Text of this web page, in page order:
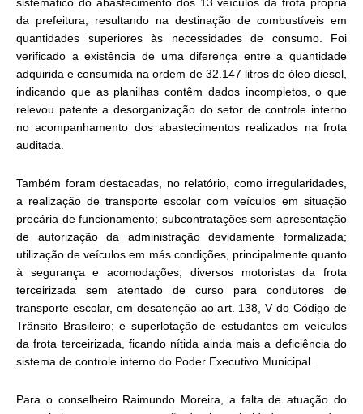
da prefeitura, resultando na destinação de combustíveis em
quantidades superiores às necessidades de consumo. Foi
verificado a existência de uma diferença entre a quantidade
adquirida e consumida na ordem de 32.147 litros de óleo diesel,
indicando que as planilhas contêm dados incompletos, o que
relevou patente a desorganização do setor de controle interno
no acompanhamento dos abastecimentos realizados na frota
auditada.
Também foram destacadas, no relatório, como irregularidades,
a realização de transporte escolar com veículos em situação
precária de funcionamento; subcontratações sem apresentação
de autorização da administração devidamente formalizada;
utilização de veículos em más condições, principalmente quanto
à segurança e acomodações; diversos motoristas da frota
terceirizada sem atentado de curso para condutores de
transporte escolar, em desatenção ao art. 138, V do Código de
Trânsito Brasileiro; e superlotação de estudantes em veículos
da frota terceirizada, ficando nítida ainda mais a deficiência do
sistema de controle interno do Poder Executivo Municipal.
Para o conselheiro Raimundo Moreira, a falta de atuação do